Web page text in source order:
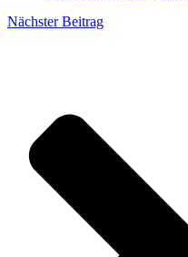
Nächster Beitrag